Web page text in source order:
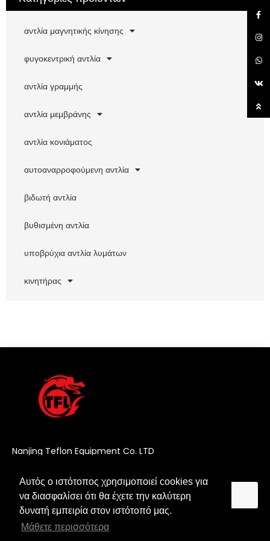
Αυτός ο ιστότοπος χρησιμοποιεί cookies για
να διασφαλίσει ότι θα έχετε την καλύτερη
δυνατή εμπειρία στον ιστότοπό μας.
Μάθετε περισσότερα
Αυτός ο ιστότοπος χρησιμοποιεί cookies για
να διασφαλίσει ότι θα έχετε την καλύτερη
δυνατή εμπειρία στον ιστότοπό μας.
Μάθετε περισσότερα
αντλία μαγνητικής κίνησης
φυγοκεντρική αντλία
αντλία γραμμής
αντλία μεμβράνης
αντλία κονιάματος
αυτοαναρροφούμενη αντλία
βιδωτή αντλία
βυθισμένη αντλία
υποβρύχια αντλία λυμάτων
κινητήρας
μέρη και δεν υπάρχει διάφραγμα στεγανοποίησης άξονα για τον
πλήρη διαχωρισμό του μέσου άντλησης από τα κινούμενα μέρη
μέσο δεν θα διαρρεύσει προς τα έξω.
Nanjing Teflon Equipment Co. LTD